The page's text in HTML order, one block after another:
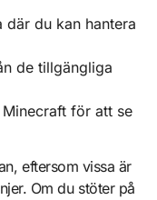
du kan hantera
de tillgängliga
för att se
eftersom vissa är
Om du stöter på